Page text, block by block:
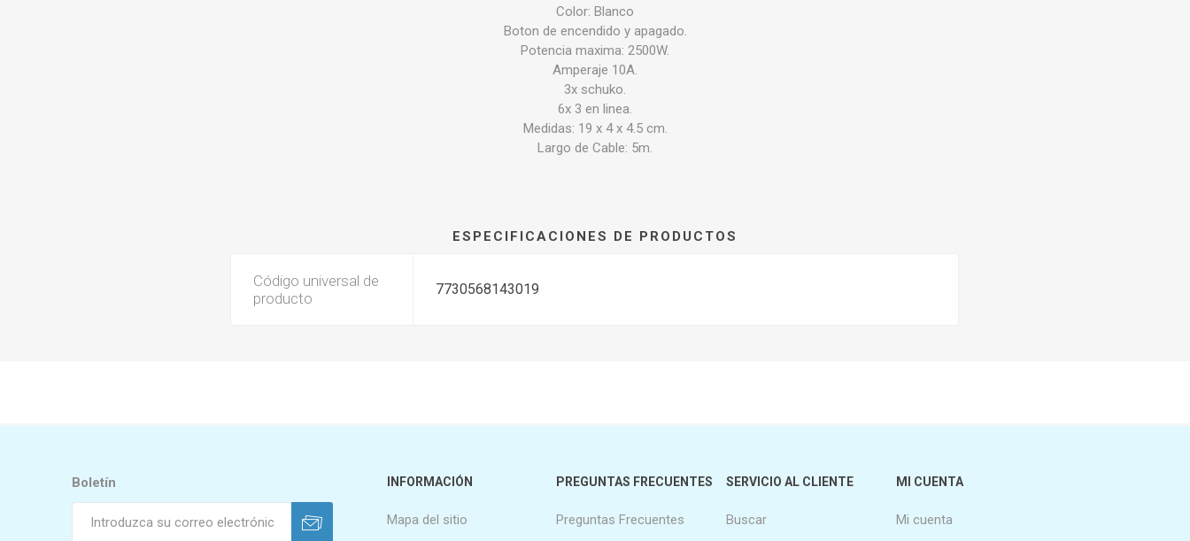
Color: Blanco
Boton de encendido y apagado.
Potencia maxima: 2500W.
Amperaje 10A.
3x schuko.
6x 3 en linea.
Medidas: 19 x 4 x 4.5 cm.
Largo de Cable: 5m.
ESPECIFICACIONES DE PRODUCTOS
Código universal de
producto
7730568143019
Boletín INFORMACIÓN
Mapa del sitio
PREGUNTAS FRECUENTES
Preguntas Frecuentes
SERVICIO AL CLIENTE
Buscar
MI CUENTA
Mi cuenta